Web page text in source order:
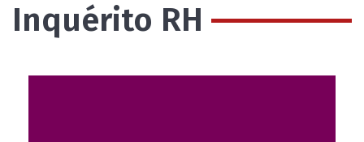
Inquérito RH